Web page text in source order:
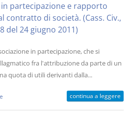
partecipazione e rapporto
contratto di società. (Cass. Civ.,
del 24 giugno 2011)
in partecipazione, che si
fra l'attribuzione da parte di un
quota di utili derivanti dalla...
continua a leggere